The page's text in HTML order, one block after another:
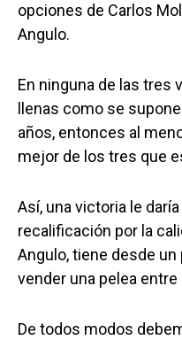
opciones de Carlos
Angulo.
En ninguna de las tres
llenas como se
años, entonces al
mejor de los tres que
Así, una victoria le daría
recalificación por la
Angulo, tiene desde
vender una pelea
De todos modos